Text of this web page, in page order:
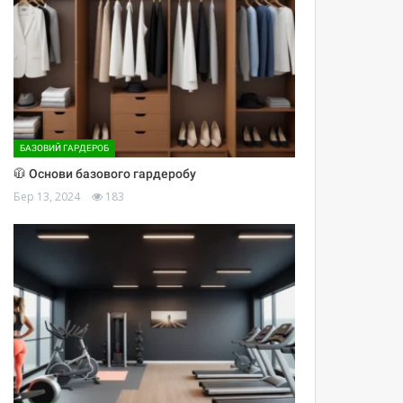
БАЗОВИЙ ГАРДЕРОБ
🧥 Основи базового гардеробу
Бер 13, 2024 183